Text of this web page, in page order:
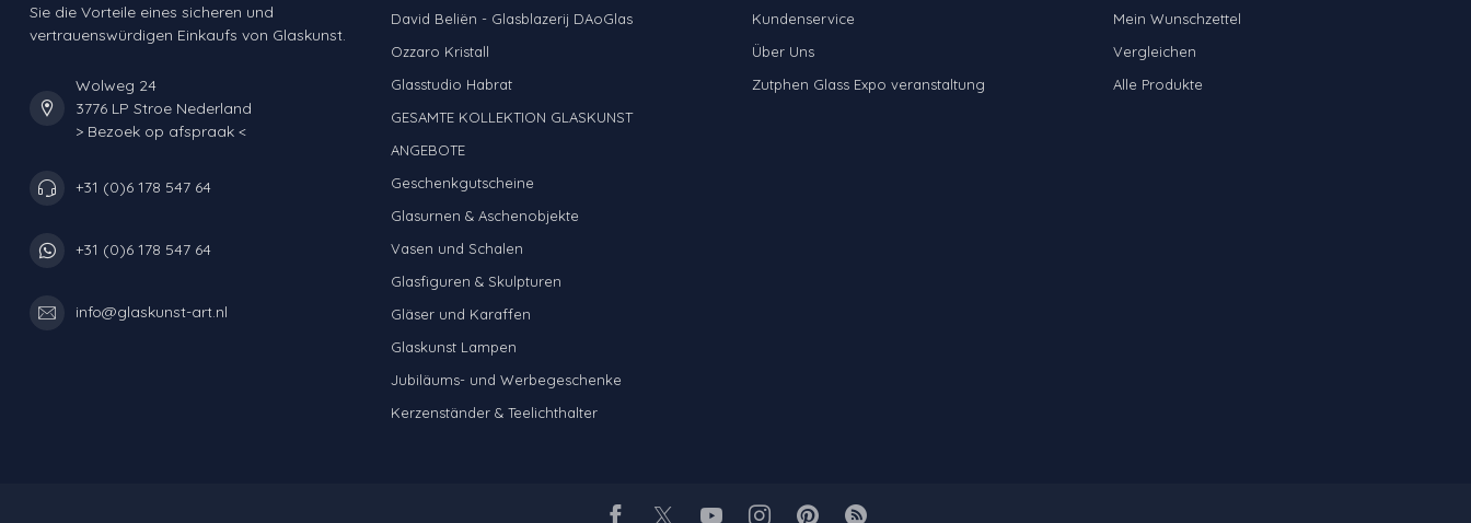
Sie die Vorteile eines sicheren und
vertrauenswürdigen Einkaufs von Glaskunst.
Wolweg 24
3776 LP Stroe Nederland
> Bezoek op afspraak <
+31 (0)6 178 547 64
+31 (0)6 178 547 64
info@glaskunst-art.nl
David Beliën - Glasblazerij DAoGlas
Ozzaro Kristall
Glasstudio Habrat
GESAMTE KOLLEKTION GLASKUNST
ANGEBOTE
Geschenkgutscheine
Glasurnen & Aschenobjekte
Vasen und Schalen
Glasfiguren & Skulpturen
Gläser und Karaffen
Glaskunst Lampen
Jubiläums- und Werbegeschenke
Kerzenständer & Teelichthalter
Kundenservice
Über Uns
Zutphen Glass Expo veranstaltung
Mein Wunschzettel
Vergleichen
Alle Produkte